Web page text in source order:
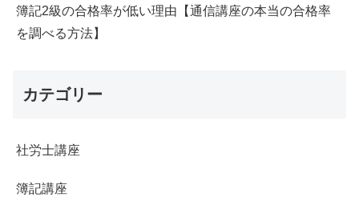
簿記2級の合格率が低い理由【通信講座の本当の合格率
を調べる方法】
カテゴリー
社労士講座
簿記講座